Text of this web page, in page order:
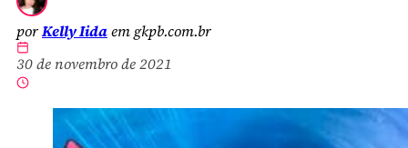
porKelly Iidaem gkpb.com.br
30 de novembro de 2021